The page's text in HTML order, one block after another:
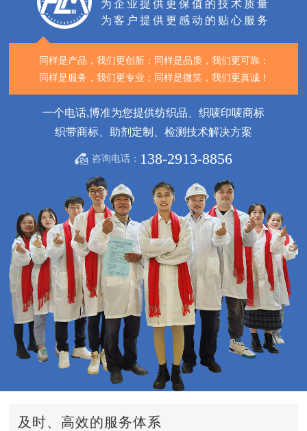
为企业提供更保值的技术质量
为客户提供更感动的贴心服务
同样是产品，我们更创新； 同样是品质，我们更可靠；
同样是服务，我们更专业； 同样是微笑，我们更真诚！
一个电话,博准为您提供纺织品、织唛印唛商标
织带商标、助剂定制、检测技术解决方案
咨询电话： 138-2913-8856
及时、高效的服务体系